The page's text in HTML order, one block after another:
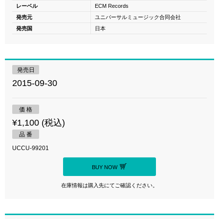
レーベル
ECM Records
発売元
ユニバーサルミュージック合同会社
発売国
日本
発売日
2015-09-30
価 格
¥1,100 (税込)
品 番
UCCU-99201
BUY NOW
在庫情報は購入先にてご確認ください。